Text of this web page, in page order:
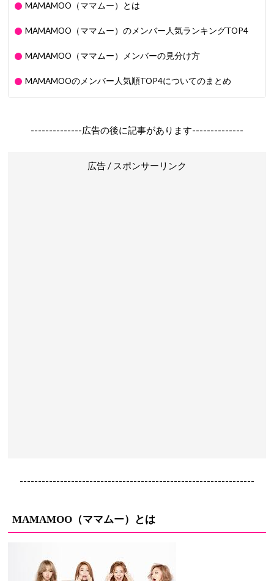
MAMAMOO（ママムー）とは
MAMAMOO（ママムー）のメンバー人気ランキングTOP4
MAMAMOO（ママムー）メンバーの見分け方
MAMAMOOのメンバー人気順TOP4についてのまとめ
--------------広告の後に記事があります--------------
広告 / スポンサーリンク
----------------------------------------------------------------
MAMAMOO （ママムー）とは